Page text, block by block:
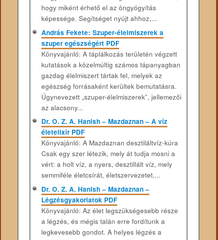
hogy miként érhető el az öngyógyítás
képessége. Segítséget nyújt ahhoz,...
András Fekete: Szuper-élelmiszerek a
szuper egészségért PDF
Könyvajánló: A táplálkozás területén végzett
kutatások a közelmúltig számos tápanyagban
gazdag élelmiszert tártak fel, melyek az
egészség forrásaként kerültek bemutatásra.
Úgynevezett „szuper-élelmiszerek”, jellemezői
az alacsony...
Dr. O. Z. A. Hanish – Mazdaznan – A víz
életelixír PDF
Könyvajánló: A Mazdaznan desztiláltvíz-kúra
Csak egy szer létezik, mely át tudja mosni a
vért: a holt víz, a nyers, desztillált víz, mely
semmiféle életcsírát, életszervezetet,...
Dr. O. Z. A. Hanish – Mazdaznan –
Légzésgyakorlatok PDF
Könyvajánló: Az élet legszükségesebb része
a légzés, és mégis talán erre fordítunk a
legkevesebb gondot. A helyes légzés a